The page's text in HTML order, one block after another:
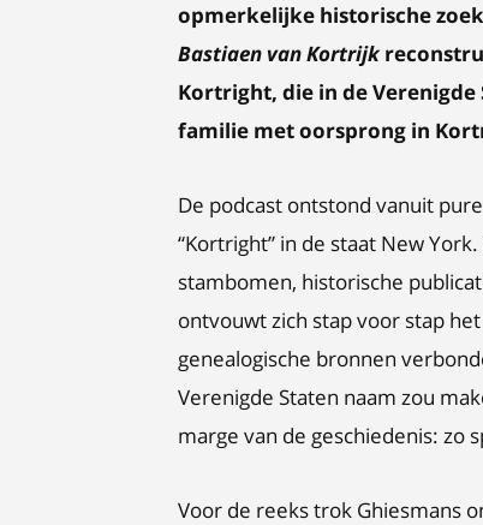
opmerkelijke historische
Bastiaen van Kortrijk
Kortright, die in de
familie met oorsprong in
De podcast ontstond vanuit
“Kortright” in de staat New
stambomen, historische
ontvouwt zich stap voor stap
genealogische bronnen
Verenigde Staten naam zou
marge van de geschiedenis: zo
Voor de reeks trok Ghiesmans